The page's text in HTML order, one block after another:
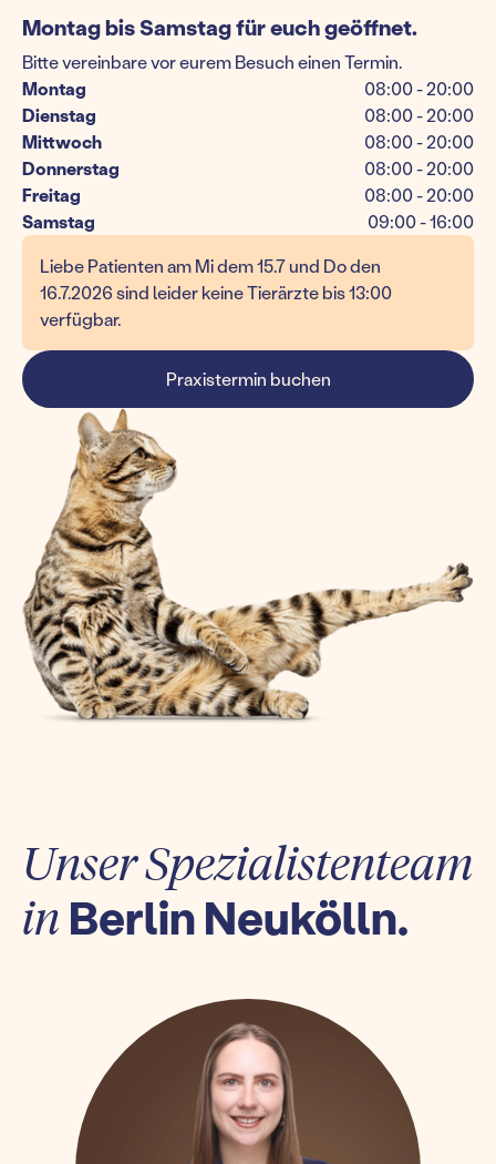
Montag bis Samstag für euch geöffnet.
Bitte vereinbare vor eurem Besuch einen Termin.
Montag
08:00 - 20:00
Dienstag
08:00 - 20:00
Mittwoch
08:00 - 20:00
Donnerstag
08:00 - 20:00
Freitag
08:00 - 20:00
Samstag
09:00 - 16:00
Liebe Patienten am Mi dem 15.7 und Do den
16.7.2026 sind leider keine Tierärzte bis 13:00
verfügbar.
Praxistermin buchen
Unser Spezialistenteam
in Berlin Neukölln.